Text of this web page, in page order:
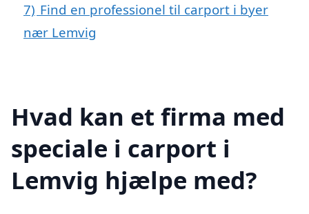
7) Find en professionel til carport i byer
nær Lemvig
Hvad kan et firma med
speciale i carport i
Lemvig hjælpe med?